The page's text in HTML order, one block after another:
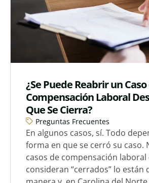
¿Se Puede Reabrir un
Compensación Laboral
Que Se Cierra?
Preguntas Frecuentes
En algunos casos, sí. Todo
forma en que se cerró su caso.
casos de compensación laboral
consideran “cerrados” lo están